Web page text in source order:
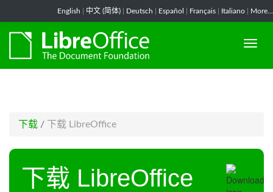
English 中文 (简体) Deutsch Español Français Italiano More...
下载 / 下载 LibreOffice
下载 LibreOffice